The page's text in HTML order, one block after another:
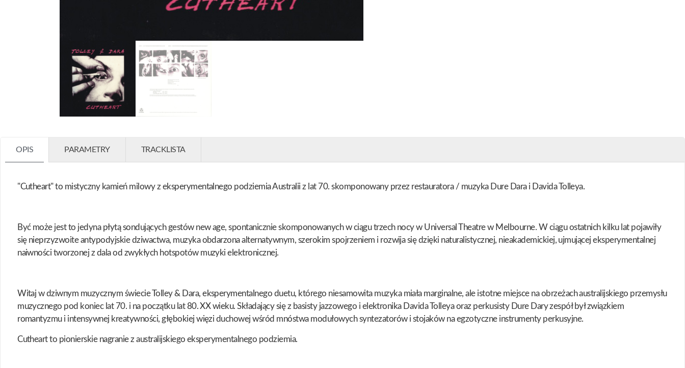
OPIS PARAMETRY TRACKLISTA
"Cutheart" to mistyczny kamień milowy z eksperymentalnego podziemia Australii z lat 70. skomponowany przez restauratora / muzyka Dure Dara i Davida Tolleya.
Być może jest to jedyna płytą sondujących gestów new age, spontanicznie skomponowanych w ciągu trzech nocy w Universal Theatre w Melbourne. W ciągu ostatnich kilku lat pojawiły
się nieprzyzwoite antypodyjskie dziwactwa, muzyka obdarzona alternatywnym, szerokim spojrzeniem i rozwija się dzięki naturalistycznej, nieakademickiej, ujmującej eksperymentalnej
naiwności tworzonej z dala od zwykłych hotspotów muzyki elektronicznej.
Witaj w dziwnym muzycznym świecie Tolley & Dara, eksperymentalnego duetu, którego niesamowita muzyka miała marginalne, ale istotne miejsce na obrzeżach australijskiego przemysłu
muzycznego pod koniec lat 70. i na początku lat 80. XX wieku. Składający się z basisty jazzowego i elektronika Davida Tolleya oraz perkusisty Dure Dary zespół był związkiem
romantyzmu i intensywnej kreatywności, głębokiej więzi duchowej wśród mnóstwa modułowych syntezatorów i stojaków na egzotyczne instrumenty perkusyjne.
Cutheart to pionierskie nagranie z australijskiego eksperymentalnego podziemia.